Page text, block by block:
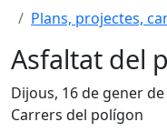
Plans, projectes,
Asfaltat del
Dijous, 16 de gener
Carrers del polígon